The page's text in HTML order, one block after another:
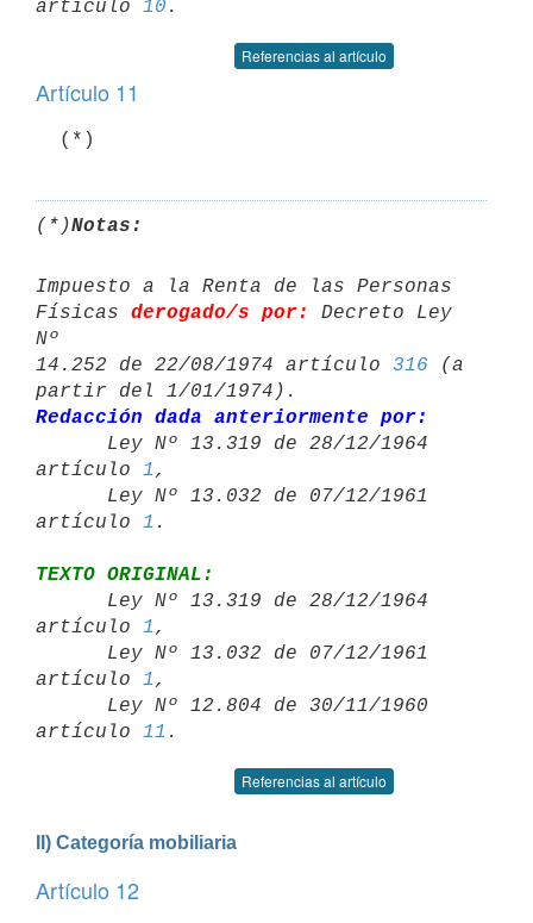
artículo 10
Referencias al artículo
Artículo 11
  (*)
(*)Notas:
Impuesto a la Renta de las Personas
Físicas derogado/s por:
Decreto Ley
Nº
14.252 de 22/08/1974 artículo 316 (a
Redacción dada anteriormente por:
artículo 1 ,
artículo 1
TEXTO ORIGINAL:
artículo 1 ,
artículo 1 ,
artículo 11
Referencias al artículo
II) Categoría mobiliaria
Artículo 12